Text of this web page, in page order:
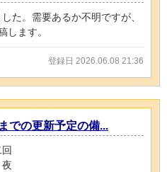
た。需要あるか不明ですが、
します。
登録日 2026.06.08 21:36
での更新予定の備...